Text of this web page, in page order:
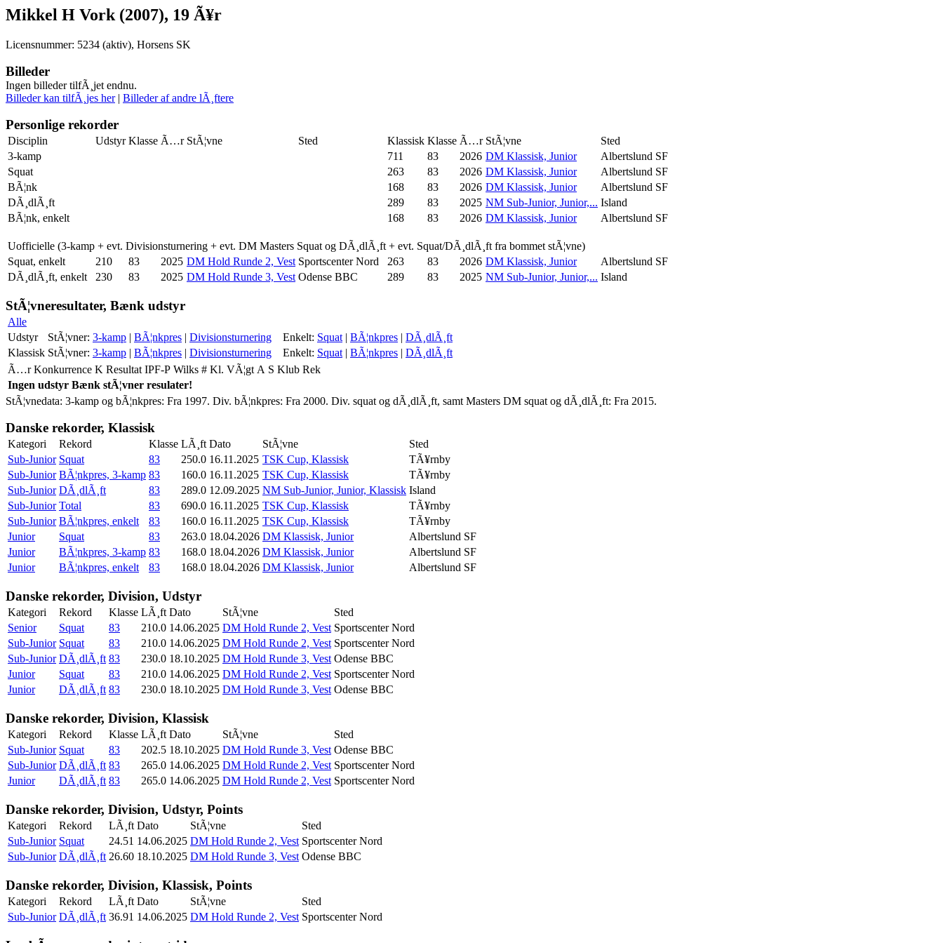
Mikkel H Vork (2007), 19 Ã¥r
Licensnummer: 5234 (aktiv), Horsens SK
Billeder
Ingen billeder tilfÃ¸jet endnu.
Billeder kan tilfÃ¸jes her| Billeder af andre lÃ¸ftere
Personlige rekorder
Disciplin Udstyr Klasse Ã…r StÃ¦vne Sted Klassisk Klasse Ã…r StÃ¦vne
Sted
3-kamp
711 83 2026 DM Klassisk, Junior
Albertslund SF
Squat
263 83 2026 DM Klassisk, Junior
Albertslund SF
BÃ¦nk
168 83 2026 DM Klassisk, Junior
Albertslund SF
DÃ¸dlÃ¸ft
289 83 2025 NM Sub-Junior, Junior,... Island
BÃ¦nk, enkelt
168 83 2026 DM Klassisk, Junior Albertslund SF
Uofficielle (3-kamp + evt. Divisionsturnering + evt. DM Masters Squat og DÃ¸dlÃ¸ft + evt. Squat/DÃ¸dlÃ¸ft fra bommet stÃ¦vne)
Squat, enkelt
210 83 2025 DM Hold Runde 2, Vest Sportscenter Nord 263 83 2026 DM Klassisk, Junior
Albertslund SF
DÃ¸dlÃ¸ft, enkelt
230 83 2025 DM Hold Runde 3, Vest Odense BBC 289 83 2025 NM Sub-Junior, Junior,... Island
StÃ¦vneresultater, Bænk udstyr
Alle
Udstyr
StÃ¦vner: 3-kamp | BÃ¦nkpres | Divisionsturnering Enkelt: Squat | BÃ¦nkpres | DÃ¸dlÃ¸ft
Klassisk StÃ¦vner: 3-kamp | BÃ¦nkpres | Divisionsturnering Enkelt: Squat | BÃ¦nkpres | DÃ¸dlÃ¸ft
Ã…r Konkurrence K Resultat IPF-P Wilks # Kl. VÃ¦gt A S Klub Rek
Ingen udstyr Bænk stÃ¦vner resulater!
StÃ¦vnedata: 3-kamp og bÃ¦nkpres: Fra 1997. Div. bÃ¦nkpres: Fra 2000. Div. squat og dÃ¸dlÃ¸ft, samt Masters DM squat og dÃ¸dlÃ¸ft: Fra 2015.
Danske rekorder, Klassisk
Kategori Rekord Klasse LÃ¸ft Dato StÃ¦vne
Sted
Sub-Junior Squat 83 250.0 16.11.2025 TSK Cup, Klassisk
TÃ¥rnby
Sub-Junior BÃ¦nkpres, 3-kamp 83 160.0 16.11.2025 TSK Cup, Klassisk
TÃ¥rnby
Sub-Junior DÃ¸dlÃ¸ft 83 289.0 12.09.2025 NM Sub-Junior, Junior, Klassisk Island
Sub-Junior Total 83 690.0 16.11.2025 TSK Cup, Klassisk
TÃ¥rnby
Sub-Junior BÃ¦nkpres, enkelt 83 160.0 16.11.2025 TSK Cup, Klassisk
TÃ¥rnby
Junior
Squat 83 263.0 18.04.2026 DM Klassisk, Junior
Albertslund SF
Junior
BÃ¦nkpres, 3-kamp 83 168.0 18.04.2026 DM Klassisk, Junior
Albertslund SF
Junior
BÃ¦nkpres, enkelt 83 168.0 18.04.2026 DM Klassisk, Junior Albertslund SF
Danske rekorder, Division, Udstyr
Kategori Rekord Klasse LÃ¸ft Dato StÃ¦vne
Sted
Senior
Squat 83 210.0 14.06.2025 DM Hold Runde 2, Vest Sportscenter Nord
Sub-Junior Squat 83 210.0 14.06.2025 DM Hold Runde 2, Vest Sportscenter Nord
Sub-Junior DÃ¸dlÃ¸ft 83 230.0 18.10.2025 DM Hold Runde 3, Vest Odense BBC
Junior
Squat 83 210.0 14.06.2025 DM Hold Runde 2, Vest Sportscenter Nord
Junior
DÃ¸dlÃ¸ft 83 230.0 18.10.2025 DM Hold Runde 3, Vest Odense BBC
Danske rekorder, Division, Klassisk
Kategori Rekord Klasse LÃ¸ft Dato StÃ¦vne
Sted
Sub-Junior Squat 83 202.5 18.10.2025 DM Hold Runde 3, Vest Odense BBC
Sub-Junior DÃ¸dlÃ¸ft 83 265.0 14.06.2025 DM Hold Runde 2, Vest Sportscenter Nord
Junior
DÃ¸dlÃ¸ft 83 265.0 14.06.2025 DM Hold Runde 2, Vest Sportscenter Nord
Danske rekorder, Division, Udstyr, Points
Kategori Rekord LÃ¸ft Dato StÃ¦vne
Sted
Sub-Junior Squat 24.51 14.06.2025 DM Hold Runde 2, Vest Sportscenter Nord
Sub-Junior DÃ¸dlÃ¸ft 26.60 18.10.2025 DM Hold Runde 3, Vest Odense BBC
Danske rekorder, Division, Klassisk, Points
Kategori Rekord LÃ¸ft Dato StÃ¦vne
Sted
Sub-Junior DÃ¸dlÃ¸ft 36.91 14.06.2025 DM Hold Runde 2, Vest Sportscenter Nord